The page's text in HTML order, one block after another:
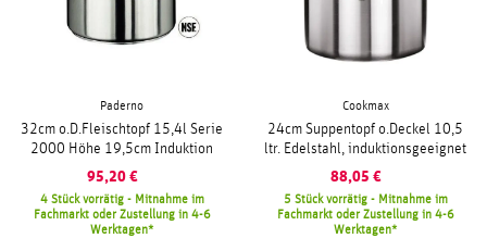
Paderno
32cm o.D.Fleischtopf 15,4l Serie
2000 Höhe 19,5cm Induktion
95,20 €
4 Stück vorrätig - Mitnahme im
Fachmarkt oder Zustellung in 4-6
Werktagen
Cookmax
24cm Suppentopf o.Deckel 10,5
ltr. Edelstahl, induktionsgeeignet
88,05 €
5 Stück vorrätig - Mitnahme im
Fachmarkt oder Zustellung in 4-6
Werktagen